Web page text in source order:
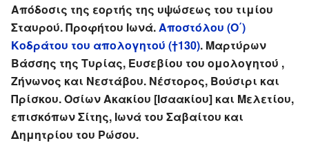
Απόδοσις της εορτής της υψώσεως του τιμίου
Σταυρού. Προφήτου Ιωνά. Αποστόλου (Ο΄)
Κοδράτου του απολογητού (†130). Μαρτύρων
Βάσσης της Τυρίας, Ευσεβίου του ομολογητού ,
Ζήνωνος και Νεστάβου. Νέστορος, Βούσιρι και
Πρίσκου. Οσίων Ακακίου [Ισαακίου] και Μελετίου,
επισκόπων Σίτης, Ιωνά του Σαβαίτου και
Δημητρίου του Ρώσου.